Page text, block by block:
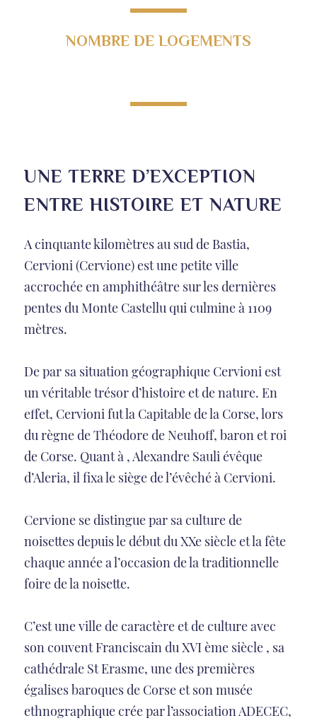
NOMBRE DE LOGEMENTS
UNE TERRE D’EXCEPTION
ENTRE HISTOIRE ET NATURE
A cinquante kilomètres au sud de Bastia,
Cervioni (Cervione) est une petite ville
accrochée en amphithéâtre sur les dernières
pentes du Monte Castellu qui culmine à 1109
mètres.
De par sa situation géographique Cervioni est
un véritable trésor d’histoire et de nature. En
effet, Cervioni fut la Capitable de la Corse, lors
du règne de Théodore de Neuhoff, baron et roi
de Corse. Quant à , Alexandre Sauli évêque
d’Aleria, il fixa le siège de l’évêché à Cervioni.
Cervione se distingue par sa culture de
noisettes depuis le début du XXe siècle et la fête
chaque année a l’occasion de la traditionnelle
foire de la noisette.
C’est une ville de caractère et de culture avec
son couvent Franciscain du XVI ème siècle , sa
cathédrale St Erasme, une des premières
égalises baroques de Corse et son musée
ethnographique crée par l’association ADECEC,